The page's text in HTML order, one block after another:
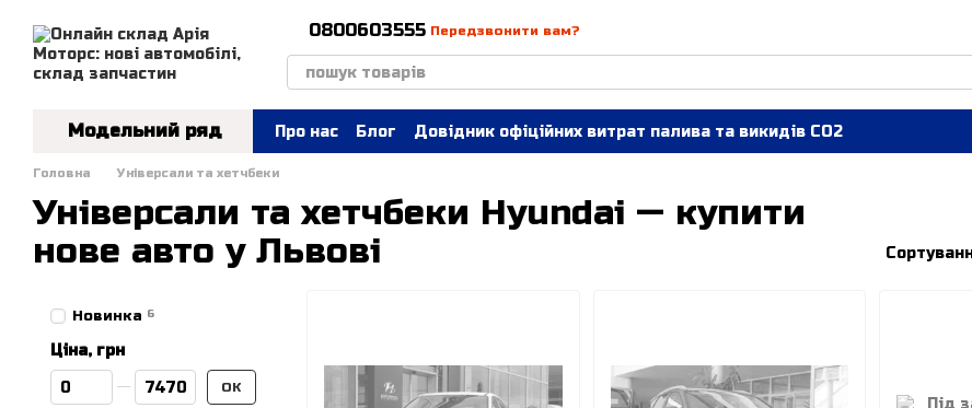
0800603555 Передзвонити вам?
Модельний ряд Про нас Блог Довідник офіційних витрат палива та викидів СО2
Головна Універсали та хетчбеки
Універсали та хетчбеки Hyundai — купити
нове авто у Львові
Новинка 6
Ціна, грн
Від Ціна, грн
До Ціна, грн ОК